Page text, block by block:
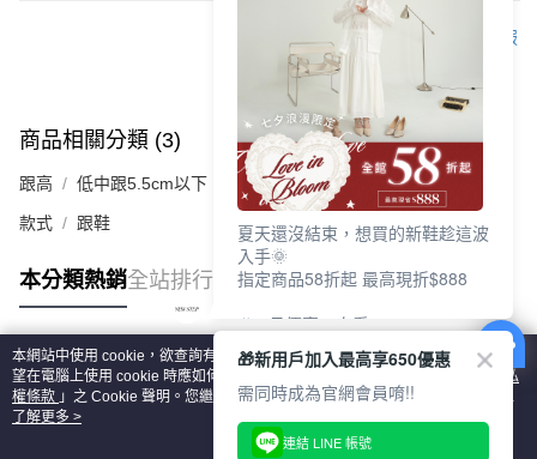
客服
商品相關分類 (3) 查看全部
跟高 低中跟5.5cm以下
款式 跟鞋
本分類熱銷全站排行
熱門標籤
本網站中使用 cookie，欲查詢有關本網站使用 cookie 方式之詳情，及若您不希
望在電腦上使用 cookie 時應如何變更電腦的 cookie 設定，請參閱本網站「
隱私
權條款 」之 Cookie 聲明。您繼續使用本網站即表示您同意本公司得按本網站使
用條款之 Cookie 聲明使用 cookie。
了解更多 >
夏天還沒結束，想買的新鞋趁這波
入手🌞
指定商品58折起 最高現折$888
🎉 8月優惠一次看
①LINE購物最高10%回饋
②每周限定品現折200
③指定商品58折起 最高現折$888
上班鞋、休閒鞋、涼鞋一次逛齊
🎁新用戶加入最高享650優惠
需同時成為官網會員唷!!
連結 LINE 帳號